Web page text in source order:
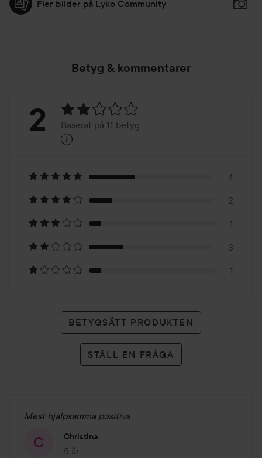
Fler bilder på Lyko Community
Betyg & kommentarer
Betyg:
Baserat
på
11
betyg
2 Baserat på 11 betyg
i
4
2
1
3
1
BETYGSÄTT PRODUKTEN
STÄLL EN FRÅGA
Mest hjälpsamma positiva
Christina
5 år
Inlägget skapades 5 år